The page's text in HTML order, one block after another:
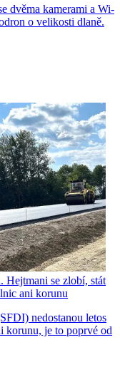
dvěma kamerami a Wi-
o velikosti dlaně.
Hejtmani se zlobí, stát
ani korunu
nedostanou letos
korunu, je to poprvé od